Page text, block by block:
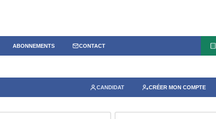
ABONNEMENTS CONTACT
CANDIDAT CRÉER MON COMPTE